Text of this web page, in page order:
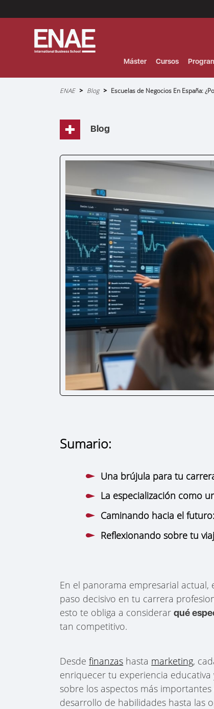
Máster Cursos
Sobrescribir
la
navegación
ENAE Blog Escuelas de Negocios En España:
Blog
Sumario:
Una brújula para tu
La especialización como
Caminando hacia el
Reflexionando sobre tu
En el panorama empresarial actual,
paso decisivo en tu carrera
esto te obliga a considerarqué
tan competitivo.
Desdefinanzas hasta marketing,
enriquecer tu experiencia
sobre los aspectos más
desarrollo de habilidades hasta las